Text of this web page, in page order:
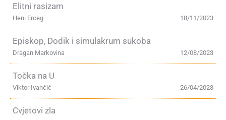
Elitni rasizam
18/11/2023
Heni Erceg
Episkop, Dodik i simulakrum sukoba
12/08/2023
Dragan Markovina
Točka na U
26/04/2023
Viktor Ivančić
Cvjetovi zla